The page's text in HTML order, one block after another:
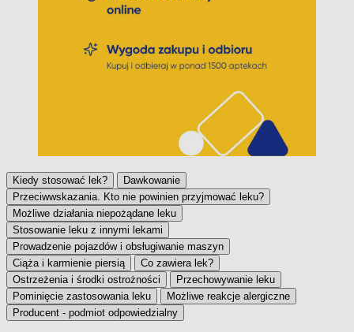
Kiedy stosować lek?
Dawkowanie
Przeciwwskazania. Kto nie powinien przyjmować leku?
Możliwe działania niepożądane leku
Stosowanie leku z innymi lekami
Prowadzenie pojazdów i obsługiwanie maszyn
Ciąża i karmienie piersią
Co zawiera lek?
Ostrzeżenia i środki ostrożności
Przechowywanie leku
Pominięcie zastosowania leku
Możliwe reakcje alergiczne
Producent - podmiot odpowiedzialny